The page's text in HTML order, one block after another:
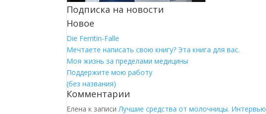
Подписка на новости
Новое
Die Ferritin-Falle
Мечтаете написать свою книгу? Эта книга для вас.
Моя жизнь за пределами медицины
Поддержите мою работу
(без названия)
Комментарии
Елена к записиЛучшие средства от молочницы. Интервью